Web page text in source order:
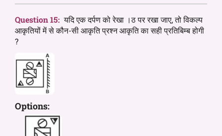
Question 15: यदि एक दर्पण को रेखा ।ठ पर रखा जाए, तो विकल्प
आकृतियों में से कौन-सी आकृति प्रश्न आकृति का सही प्रतिबिम्ब होगी
?
Options: